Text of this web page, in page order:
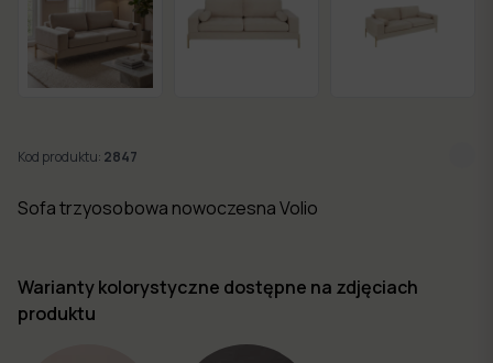
Nowości
Kolekcje
mebli
Kod produktu: 2847
Sofa trzyosobowa nowoczesna Volio
Warianty kolorystyczne dostępne na zdjęciach
produktu